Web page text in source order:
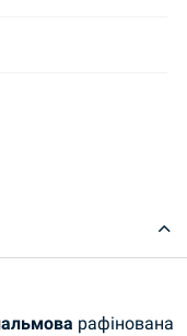
рафінована